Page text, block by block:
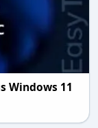
Windows 11